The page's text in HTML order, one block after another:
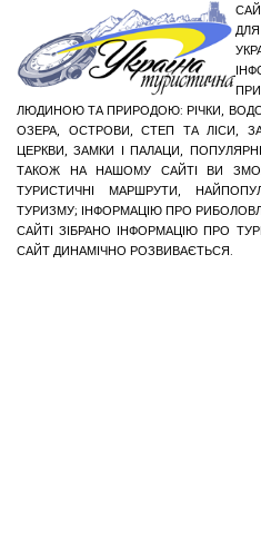
ЛЮДИНОЮ ТА ПРИРОДОЮ: РІЧКИ,
ОЗЕРА, ОСТРОВИ, СТЕП ТА ЛІСИ,
ЦЕРКВИ, ЗАМКИ І ПАЛАЦИ,
ТАКОЖ НА НАШОМУ САЙТІ ВИ
ТУРИСТИЧНІ МАРШРУТИ,
ТУРИЗМУ; ІНФОРМАЦІЮ ПРО
САЙТІ ЗІБРАНО ІНФОРМАЦІЮ ПРО
САЙТ ДИНАМІЧНО РОЗВИВАЄТЬСЯ.